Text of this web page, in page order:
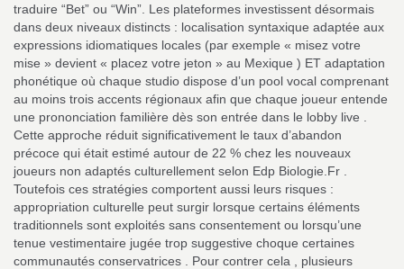
traduire “Bet” ou “Win”. Les plateformes investissent désormais
dans deux niveaux distincts : localisation syntaxique adaptée aux
expressions idiomatiques locales (par exemple « misez votre
mise » devient « placez votre jeton » au Mexique ) ET adaptation
phonétique où chaque studio dispose d’un pool vocal comprenant
au moins trois accents régionaux afin que chaque joueur entende
une prononciation familière dès son entrée dans le lobby live .
Cette approche réduit significativement le taux d’abandon
précoce qui était estimé autour de 22 % chez les nouveaux
joueurs non adaptés culturellement selon Edp Biologie.Fr .
Toutefois ces stratégies comportent aussi leurs risques :
appropriation culturelle peut surgir lorsque certains éléments
traditionnels sont exploités sans consentement ou lorsqu’une
tenue vestimentaire jugée trop suggestive choque certaines
communautés conservatrices . Pour contrer cela , plusieurs